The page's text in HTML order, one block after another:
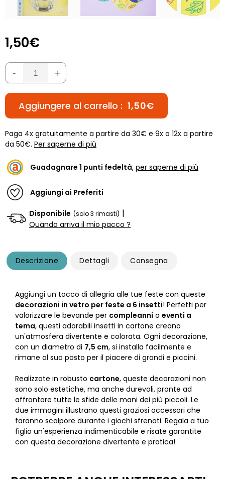
1,50€
- +
Aggiungere al carrello : 1,50€
Paga 4x gratuitamente a partire da 30€ e 9x o 12x a partire
da 50€. Per saperne di più
Guadagnare 1 punti fedeltà, per saperne di più
Aggiungi ai Preferiti
Disponibile (solo 3 rimasti) |
Quando arriva il mio pacco ?
Descrizione Dettagli Consegna
Aggiungi un tocco di allegria alle tue feste con queste
decorazioni in vetro per feste a 6 insetti! Perfetti per
valorizzare le bevande per compleanni o eventi a
tema, questi adorabili insetti in cartone creano
un'atmosfera divertente e colorata. Ogni decorazione,
con un diametro di 7,5 cm, si installa facilmente e
rimane al suo posto per il piacere di grandi e piccini.
Realizzate in robusto cartone, queste decorazioni non
sono solo estetiche, ma anche durevoli, pronte ad
affrontare tutte le sfide delle mani dei più piccoli. Le
due immagini illustrano questi graziosi accessori che
faranno scalpore durante i giochi sfrenati. Regala a tuo
figlio un'esperienza indimenticabile e risate garantite
con questa decorazione divertente e pratica!